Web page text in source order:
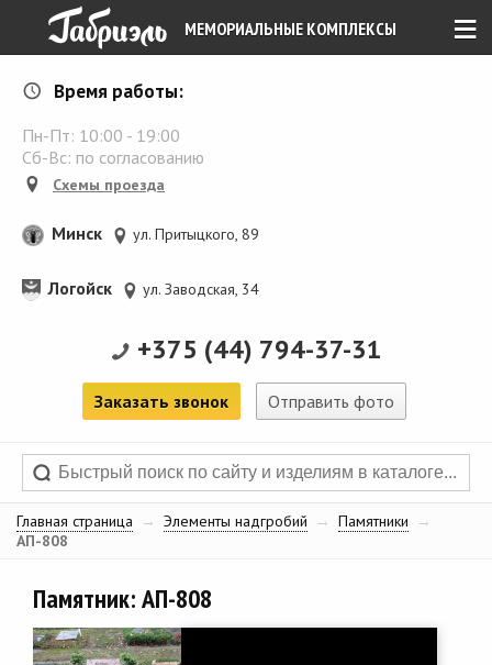
≡
МЕМОРИАЛЬНЫЕ КОМПЛЕКСЫ
Время работы:
Пн-Пт: 10:00 - 19:00
Сб-Вс: по согласованию
Схемы проезда
Минск ул. Притыцкого, 89
Логойск ул. Заводская, 34
+375 (44) 794-37-31
Заказать звонок Отправить фото
Главная страница → Элементы надгробий → Памятники
→
АП-808
Памятник: АП-808